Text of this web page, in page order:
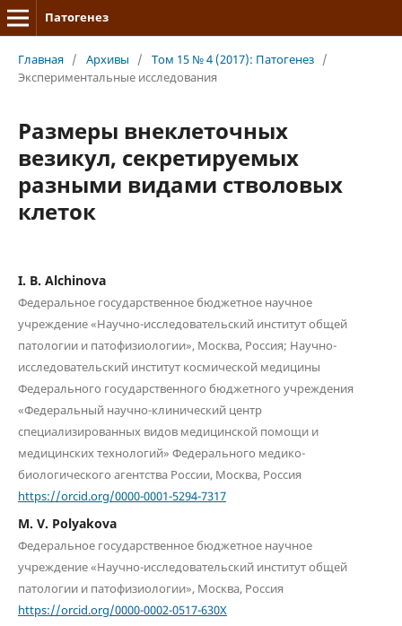
Патогенез
Главная / Архивы / Том 15 № 4 (2017): Патогенез /
Экспериментальные исследования
Размеры внеклеточных
везикул, секретируемых
разными видами стволовых
клеток
I. B. Alchinova
Федеральное государственное бюджетное научное
учреждение «Научно-исследовательский институт общей
патологии и патофизиологии», Москва, Россия; Научно-
исследовательский институт космической медицины
Федерального государственного бюджетного учреждения
«Федеральный научно-клинический центр
специализированных видов медицинской помощи и
медицинских технологий» Федерального медико-
биологического агентства России, Москва, Россия
https://orcid.org/0000-0001-5294-7317
M. V. Polyakova
Федеральное государственное бюджетное научное
учреждение «Научно-исследовательский институт общей
патологии и патофизиологии», Москва, Россия
https://orcid.org/0000-0002-0517-630X